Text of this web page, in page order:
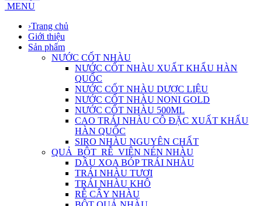
MENU
›Trang chủ
Giới thiệu
Sản phẩm
NƯỚC CỐT NHÀU
NƯỚC CỐT NHÀU XUẤT KHẨU HÀN
QUỐC
NƯỚC CỐT NHÀU DƯỢC LIỆU
NƯỚC CỐT NHÀU NONI GOLD
NƯỚC CỐT NHÀU 500ML
CAO TRÁI NHÀU CÔ ĐẶC XUẤT KHẨU
HÀN QUỐC
SIRO NHÀU NGUYÊN CHẤT
QUẢ_BỘT_RỄ_VIÊN NÉN NHÀU
DẦU XOA BÓP TRÁI NHÀU
TRÁI NHÀU TƯƠI
TRÁI NHÀU KHÔ
RỄ CÂY NHÀU